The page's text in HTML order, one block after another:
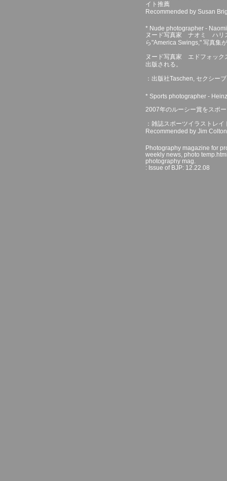
イト推薦
Recommended by Susan
* Nude photographer -
ヌード写真家 ナオミ ハリ
ら"America Swings," 写真集
ヌード写真家 エドフォック
出版される。
：出版社Taschen, セクシー
* Sports photographer -
2007年のルーシー賞をスポ
：雑誌スポーツイラストレ
Recommended by Jim
Photography magazine for
weekly news, photo
photography mag.
: Issue of BJP: 12.22.08